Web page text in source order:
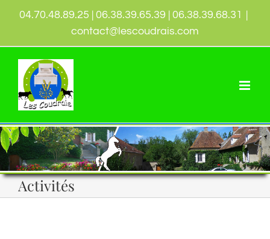
04.70.48.89.25 | 06.38.39.65.39 | 06.38.39.68.31 |
contact@lescoudrais.com
Activités